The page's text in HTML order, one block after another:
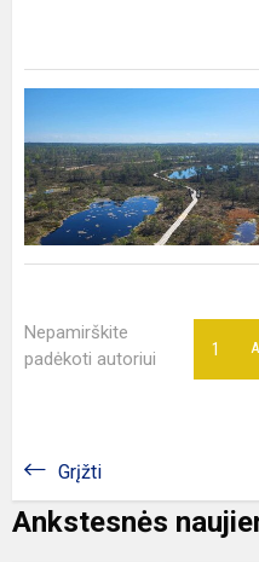
Nepamirškite
padėkoti autoriui
1
Grįžti
Ankstesnės